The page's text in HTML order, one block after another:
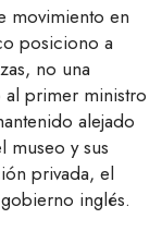
movimiento en
posiciono a
no una
al primer ministro
alejado
museo y sus
privada, el
inglés.